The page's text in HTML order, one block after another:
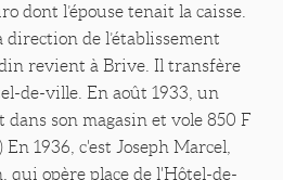
dont l’épouse tenait la caisse.
de l’établissement
revient à Brive. Il transfère
de-ville. En août 1933, un
son magasin et vole 850 F
1936, c'est Joseph Marcel,
qui opère place de l'Hôtel-de-